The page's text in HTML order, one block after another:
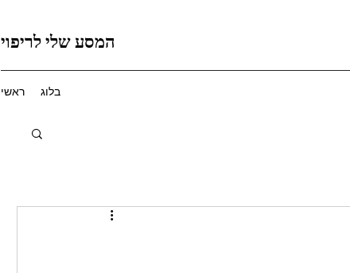
המסע שלי לריפוי
ראשי בלוג